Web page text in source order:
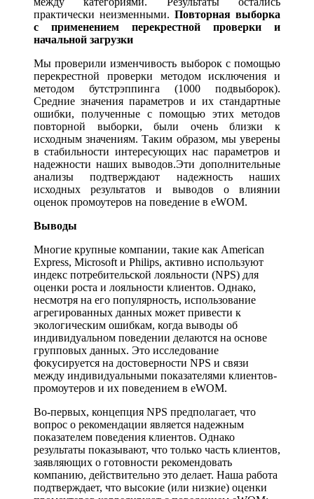
практически неизменными. Повторная выборка
с применением перекрестной проверки и
начальной загрузки
Мы проверили изменчивость выборок с помощью
перекрестной проверки методом исключения и
методом бутстрэппинга (1000 подвыборок).
Средние значения параметров и их стандартные
ошибки, полученные с помощью этих методов
повторной выборки, были очень близки к
исходным значениям. Таким образом, мы уверены
в стабильности интересующих нас параметров и
надежности наших выводов.Эти дополнительные
анализы подтверждают надежность наших
исходных результатов и выводов о влиянии
оценок промоутеров на поведение в eWOM.
Выводы
Многие крупные компании, такие как American
Express, Microsoft и Philips, активно используют
индекс потребительской лояльности (NPS) для
оценки роста и лояльности клиентов. Однако,
несмотря на его популярность, использование
агрегированных данных может привести к
экологическим ошибкам, когда выводы об
индивидуальном поведении делаются на основе
групповых данных. Это исследование
фокусируется на достоверности NPS и связи
между индивидуальными показателями клиентов-
промоутеров и их поведением в eWOM.
Во-первых, концепция NPS предполагает, что
вопрос о рекомендации является надежным
показателем поведения клиентов. Однако
результаты показывают, что только часть клиентов,
заявляющих о готовности рекомендовать
компанию, действительно это делает. Наша работа
подтверждает, что высокие (или низкие) оценки